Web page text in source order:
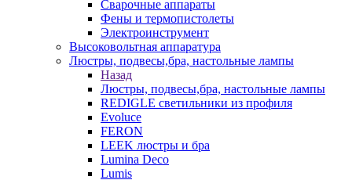
Сварочные аппараты
Фены и термопистолеты
Электроинструмент
Высоковольтная аппаратура
Люстры, подвесы,бра, настольные лампы
Назад
Люстры, подвесы,бра, настольные лампы
REDIGLE светильники из профиля
Evoluce
FERON
LEEK люстры и бра
Lumina Deco
Lumis